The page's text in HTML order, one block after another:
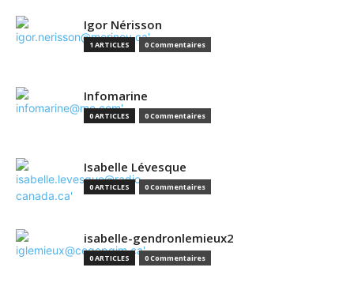
Igor Nérisson
1 ARTICLES 0 Commentaires
Infomarine
0 ARTICLES 0 Commentaires
Isabelle Lévesque
0 ARTICLES 0 Commentaires
isabelle-gendronlemieux2
0 ARTICLES 0 Commentaires